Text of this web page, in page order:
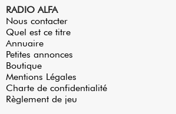
RADIO ALFA
Nous contacter
Quel est ce titre
Annuaire
Petites annonces
Boutique
Mentions Légales
Charte de confidentialité
Règlement de jeu